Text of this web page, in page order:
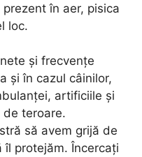
în aer, pisica
loc.
și frecvențe
și în cazul câinilor,
artificiile și
teroare.
să avem grijă de
îl protejăm. Încercați